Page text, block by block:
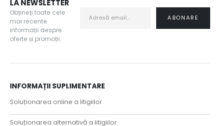
LA NEWSLETTER
Obțineți toate cele
mai recente
informații despre
oferte și promoții.
INFORMAȚII SUPLIMENTARE
Soluționarea online a litigiilor
Soluționarea alternativă a litigiilor